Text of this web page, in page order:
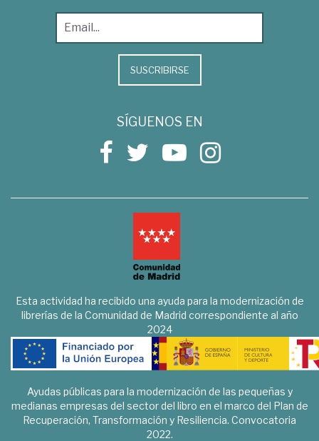
SUSCRIBIRSE
SÍGUENOS EN
Esta actividad ha recibido una ayuda para la modernización de
librerías de la Comunidad de Madrid correspondiente al año
2024
Ayudas públicas para la modernización de las pequeñas y
medianas empresas del sector del libro en el marco del Plan de
Recuperación, Transformación y Resiliencia. Convocatoria
2022.